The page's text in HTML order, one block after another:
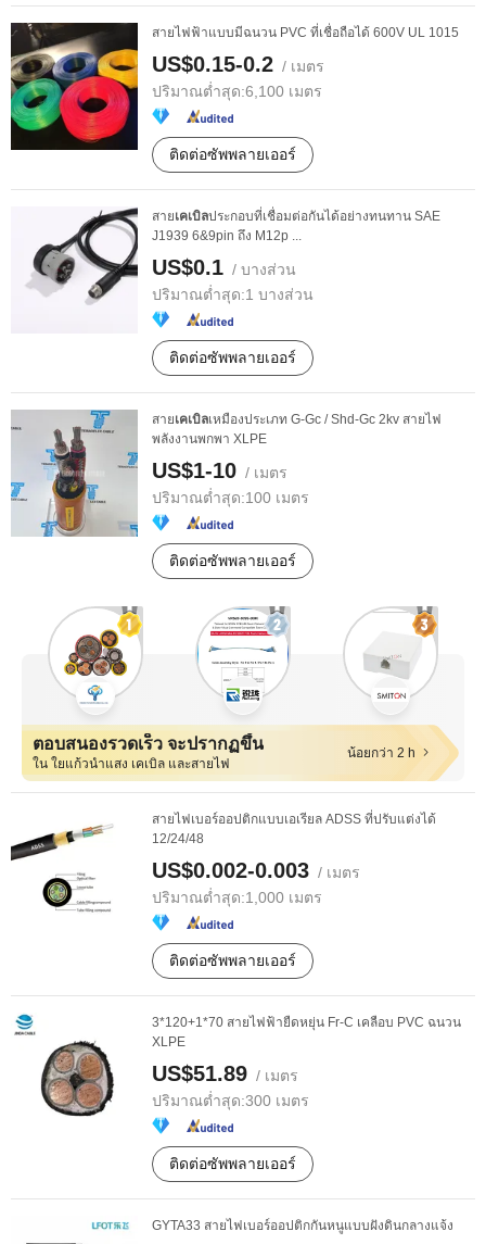
สายไฟฟ้าแบบมีฉนวน PVC ที่เชื่อถือได้ 600V UL 1015
US$0.15-0.2 / เมตร
ปริมาณต่ำสุด:6,100 เมตร
ติดต่อซัพพลายเออร์
สายเคเบิลประกอบที่เชื่อมต่อกันได้อย่างทนทาน SAE
J1939 6&9pin ถึง M12p ...
US$0.1 / บางส่วน
ปริมาณต่ำสุด:1 บางส่วน
ติดต่อซัพพลายเออร์
สายเคเบิลเหมืองประเภท G-Gc / Shd-Gc 2kv สายไฟ
พลังงานพกพา XLPE
US$1-10 / เมตร
ปริมาณต่ำสุด:100 เมตร
ติดต่อซัพพลายเออร์
ตอบสนองรวดเร็ว จะปรากฏขึ้น
ใน ใยแก้วนำแสง เคเบิล และสายไฟ
น้อยกว่า 2 h
สายไฟเบอร์ออปติกแบบเอเรียล ADSS ที่ปรับแต่งได้
12/24/48
US$0.002-0.003 / เมตร
ปริมาณต่ำสุด:1,000 เมตร
ติดต่อซัพพลายเออร์
3*120+1*70 สายไฟฟ้ายืดหยุ่น Fr-C เคลือบ PVC ฉนวน
XLPE
US$51.89 / เมตร
ปริมาณต่ำสุด:300 เมตร
ติดต่อซัพพลายเออร์
GYTA33 สายไฟเบอร์ออปติกกันหนูแบบฝังดินกลางแจ้ง